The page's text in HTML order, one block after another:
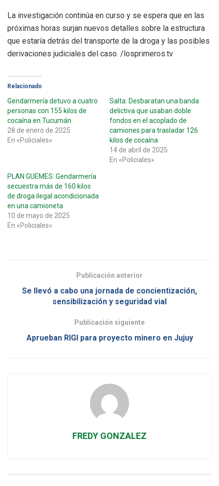
La investigación continúa en curso y se espera que en las
próximas horas surjan nuevos detalles sobre la estructura
que estaría detrás del transporte de la droga y las posibles
derivaciones judiciales del caso. /losprimeros.tv
Relacionado
Gendarmería detuvo a cuatro
personas con 155 kilos de
cocaína en Tucumán
28 de enero de 2025
En «Policiales»
Salta: Desbaratan una banda
delictiva que usaban doble
fondos en el acoplado de
camiones para trasladar 126
kilos de cocaína
14 de abril de 2025
En «Policiales»
PLAN GUEMES: Gendarmería
secuestra más de 160 kilos
de droga ilegal acondicionada
en una camioneta
10 de mayo de 2025
En «Policiales»
Publicación anterior
Se llevó a cabo una jornada de concientización,
sensibilización y seguridad vial
Publicación siguiente
Aprueban RIGI para proyecto minero en Jujuy
FREDY GONZALEZ